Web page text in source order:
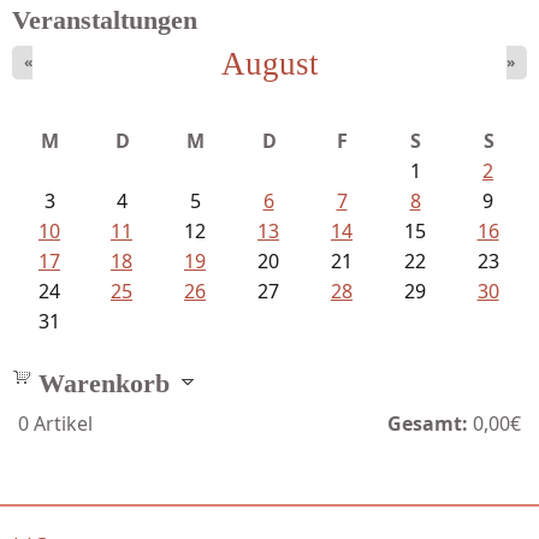
Schaffelhofer, Jörg - knapp am...
Veranstaltungen
August
« »
M D M D F S
S
1
2
3
4 5 6 7 8
9
10
11 12 13 14 15
16
17
18 19 20 21 22
23
24
25 26 27 28 29
30
31
Warenkorb
0Artikel Gesamt: 0,00€